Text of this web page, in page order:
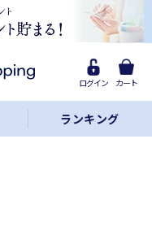
ログイン カート
ランキング